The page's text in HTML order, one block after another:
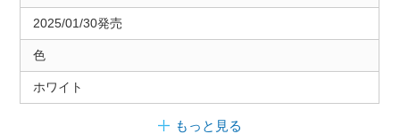
2025/01/30発売
色
ホワイト
もっと見る